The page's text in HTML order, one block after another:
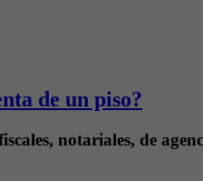
de un piso?
notariales, de